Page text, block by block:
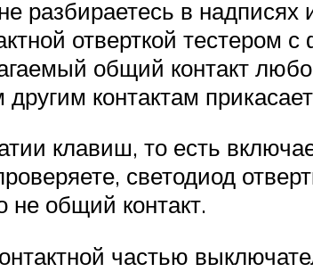
разбираетесь в
отверткой тестером
общий контакт
контактам
клавиш, то есть
светодиод
не общий контакт.
частью